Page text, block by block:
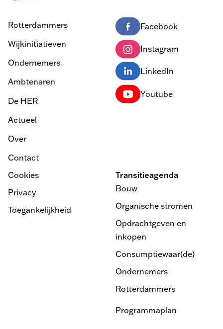
Rotterdammers
Wijkinitiatieven
Ondernemers
Ambtenaren
De HER
Actueel
Over
Contact
Facebook
Instagram
LinkedIn
Youtube
Cookies
Privacy
Toegankelijkheid
Transitieagenda
Bouw
Organische stromen
Opdrachtgeven en
inkopen
Consumptiewaar(de)
Ondernemers
Rotterdammers
Programmaplan